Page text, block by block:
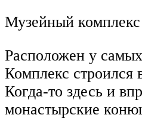
Музейный
Расположен у
Комплекс строился
Когда-то здесь и
монастырские